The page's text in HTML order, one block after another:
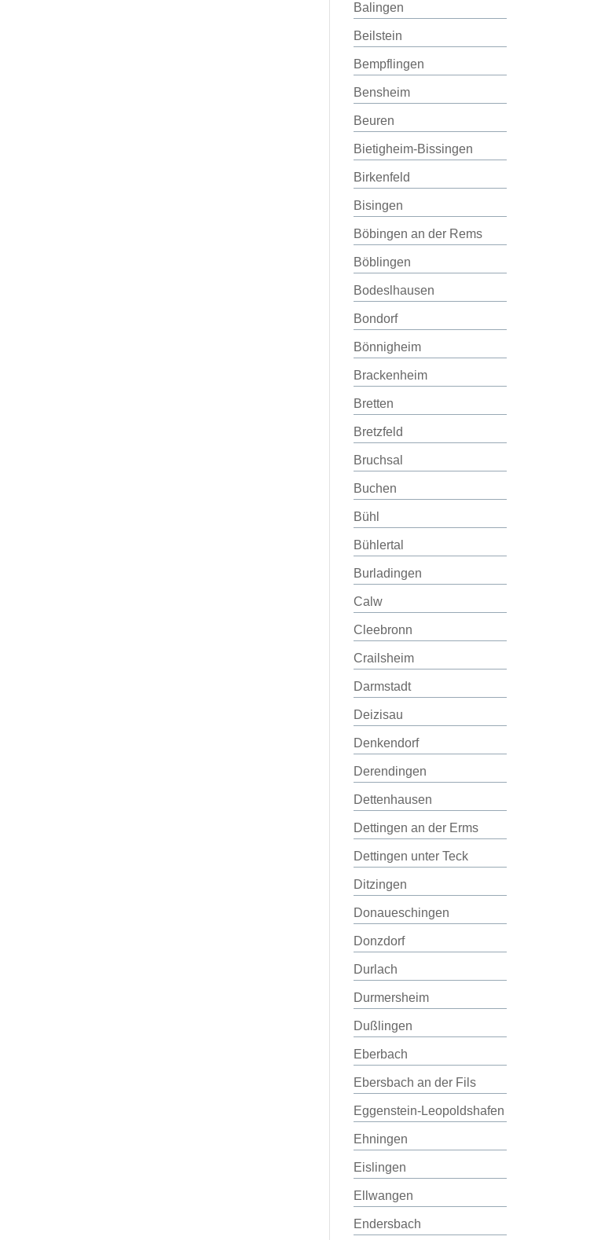
Balingen
Beilstein
Bempflingen
Bensheim
Beuren
Bietigheim-Bissingen
Birkenfeld
Bisingen
Böbingen an der Rems
Böblingen
Bodeslhausen
Bondorf
Bönnigheim
Brackenheim
Bretten
Bretzfeld
Bruchsal
Buchen
Bühl
Bühlertal
Burladingen
Calw
Cleebronn
Crailsheim
Darmstadt
Deizisau
Denkendorf
Derendingen
Dettenhausen
Dettingen an der Erms
Dettingen unter Teck
Ditzingen
Donaueschingen
Donzdorf
Durlach
Durmersheim
Dußlingen
Eberbach
Ebersbach an der Fils
Eggenstein-Leopoldshafen
Ehningen
Eislingen
Ellwangen
Endersbach